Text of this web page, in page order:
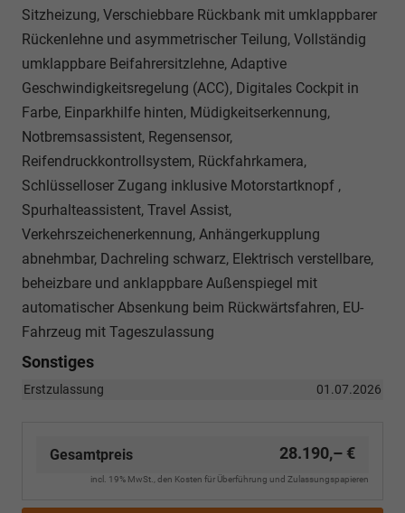
Sitzheizung, Verschiebbare Rückbank mit umklappbarer
Rückenlehne und asymmetrischer Teilung, Vollständig
umklappbare Beifahrersitzlehne, Adaptive
Geschwindigkeitsregelung (ACC), Digitales Cockpit in
Farbe, Einparkhilfe hinten, Müdigkeitserkennung,
Notbremsassistent, Regensensor,
Reifendruckkontrollsystem, Rückfahrkamera,
Schlüsselloser Zugang inklusive Motorstartknopf ,
Spurhalteassistent, Travel Assist,
Verkehrszeichenerkennung, Anhängerkupplung
abnehmbar, Dachreling schwarz, Elektrisch verstellbare,
beheizbare und anklappbare Außenspiegel mit
automatischer Absenkung beim Rückwärtsfahren, EU-
Fahrzeug mit Tageszulassung
Sonstiges
Erstzulassung 01.07.2026
Gesamtpreis 28.190,– €
incl. 19% MwSt., den Kosten für Überführung und Zulassungspapieren